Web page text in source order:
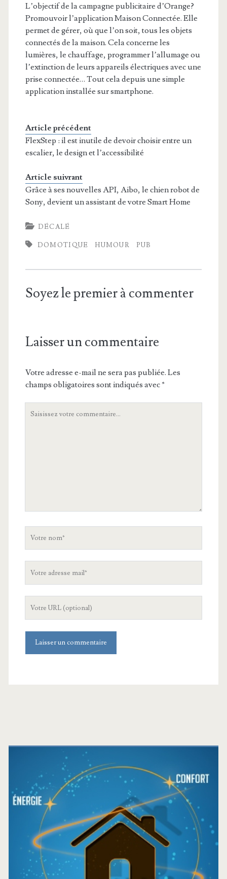
L’objectif de la campagne publicitaire d’Orange?
Promouvoir l’application Maison Connectée. Elle
permet de gérer, où que l’on soit, tous les objets
connectés de la maison. Cela concerne les
lumières, le chauffage, programmer l’allumage ou
l’extinction de leurs appareils électriques avec une
prise connectée… Tout cela depuis une simple
application installée sur smartphone.
Article précédent
FlexStep : il est inutile de devoir choisir entre un
escalier, le design et l’accessibilité
Article suivrant
Grâce à ses nouvelles API, Aibo, le chien robot de
Sony, devient un assistant de votre Smart Home
DÉCALÉ
DOMOTIQUE HUMOUR PUB
Soyez le premier à commenter
Laisser un commentaire
Votre adresse e-mail ne sera pas publiée. Les
champs obligatoires sont indiqués avec*
site
Barre
latérale
principale